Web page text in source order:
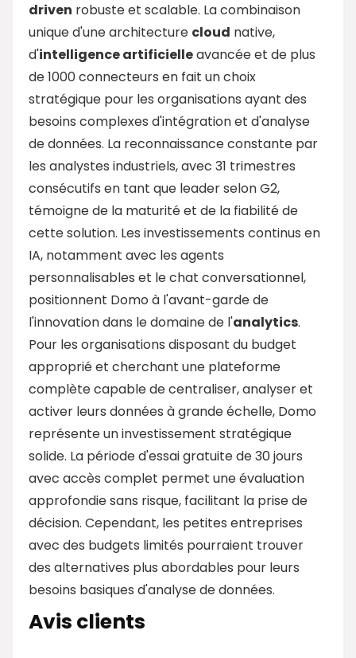
driven robuste et scalable. La combinaison
unique d'une architecture cloud native,
d'intelligence artificielleavancée et de plus
de 1000 connecteurs en fait un choix
stratégique pour les organisations ayant des
besoins complexes d'intégration et d'analyse
de données. La reconnaissance constante par
les analystes industriels, avec 31 trimestres
consécutifs en tant que leader selon G2,
témoigne de la maturité et de la fiabilité de
cette solution. Les investissements continus en
IA, notamment avec les agents
personnalisables et le chat conversationnel,
positionnent Domo à l'avant-garde de
l'innovation dans le domaine de l'analytics.
Pour les organisations disposant du budget
approprié et cherchant une plateforme
complète capable de centraliser, analyser et
activer leurs données à grande échelle, Domo
représente un investissement stratégique
solide. La période d'essai gratuite de 30 jours
avec accès complet permet une évaluation
approfondie sans risque, facilitant la prise de
décision. Cependant, les petites entreprises
avec des budgets limités pourraient trouver
des alternatives plus abordables pour leurs
besoins basiques d'analyse de données.
Avis clients